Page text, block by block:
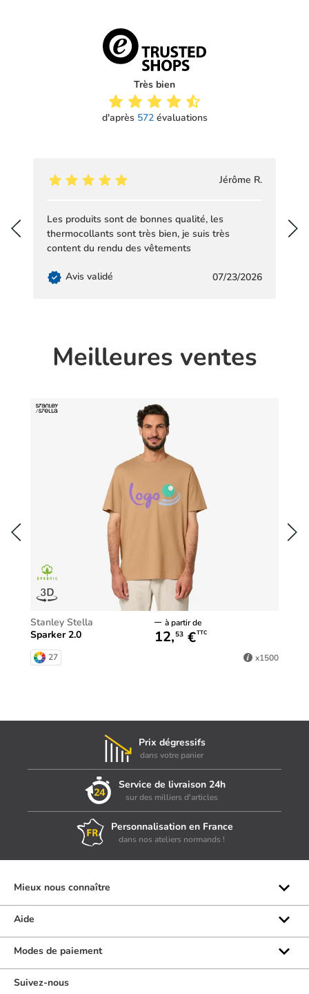
Très bien
d'après 572évaluations
Jérôme R.
Les produits sont de bonnes qualité, les
thermocollants sont très bien, je suis très
content du rendu des vêtements
Avis validé 07/23/2026
Meilleures ventes
Stanley Stella
Sparker 2.0
à partir de
12,53 €TTC
27 x1500
Prix dégressifs
dans votre panier
Service de livraison 24h
sur des milliers d'articles
Personnalisation en France
dans nos ateliers normands !
Mieux nous connaître
Qui sommes-nous ?
Les marques
Aide
Rubrique d'aide
Formulaire de contact
Modes de paiement
Suivez-nous